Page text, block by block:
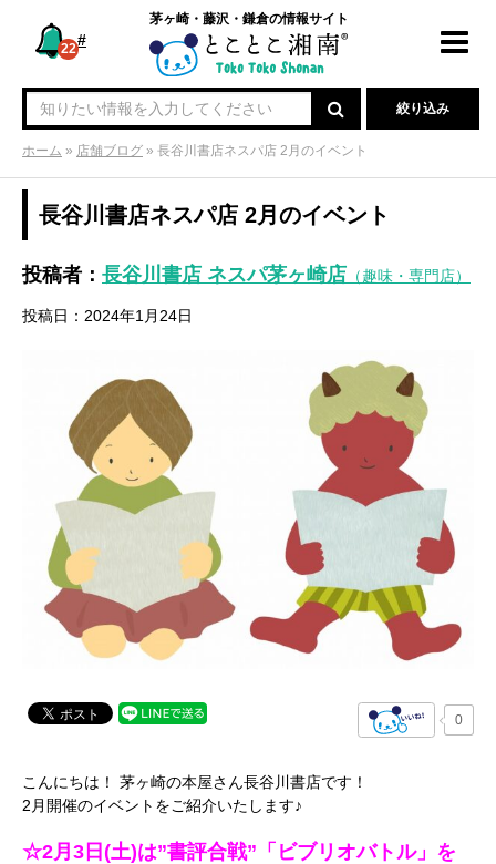
#
22
茅ヶ崎・藤沢・鎌倉の情報サイト
絞り込み
ホーム » 店舗ブログ » 長谷川書店ネスパ店 2月のイベント
長谷川書店ネスパ店 2月のイベント
投稿者： 長谷川書店 ネスパ茅ヶ崎店 （趣味・専門店）
投稿日：2024年1月24日
0
こんにちは！ 茅ヶ崎の本屋さん長谷川書店です！
2月開催のイベントをご紹介いたします♪
☆2月3日(土)は”書評合戦”「ビブリオバトル」を